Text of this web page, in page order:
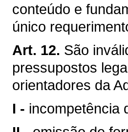
conteúdo e
único
Art. 12. São
pressupostos
orientadores da
I - incompetência